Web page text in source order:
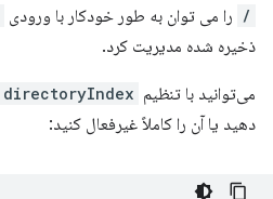
/ را می توان به طور خودکار با ورودی
ذخیره شده مدیریت کرد.
می‌توانید با تنظیم directoryIndex
دهید یا آن را کاملاً غیرفعال کنید: